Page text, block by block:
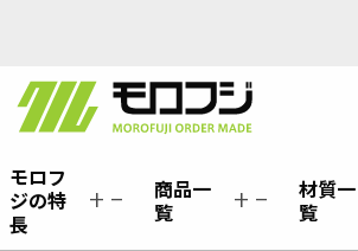
フ
ジ
オ
モロフ
ジの特
長
add_2 remove
商品一
覧
add_2 remove
材質一
覧